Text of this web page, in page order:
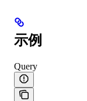
示例
Query